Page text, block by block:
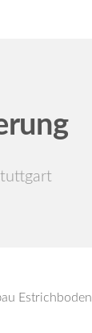
Estrichboden